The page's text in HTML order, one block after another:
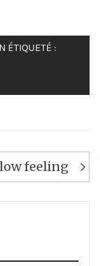
ÉTIQUETÉ :
feeling